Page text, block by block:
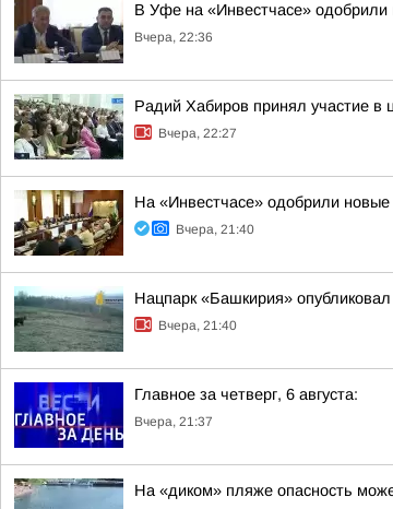
В Уфе на «Инвестчасе» одобрили
Вчера, 22:36
Радий Хабиров принял участие в
Вчера, 22:27
На «Инвестчасе» одобрили новые
Вчера, 21:40
Нацпарк «Башкирия»
Вчера, 21:40
Главное за четверг, 6 августа:
Вчера, 21:37
На «диком» пляже опасность